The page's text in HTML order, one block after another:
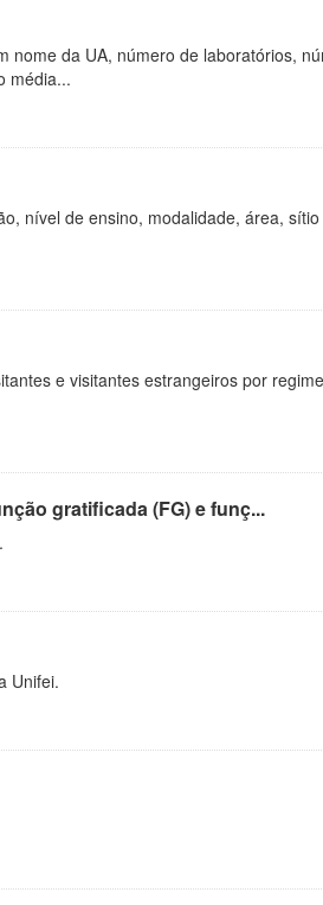
nome da UA, número de laboratórios,
média...
nível de ensino, modalidade, área,
e visitantes estrangeiros por
gratificada (FG) e funç...
Unifei.